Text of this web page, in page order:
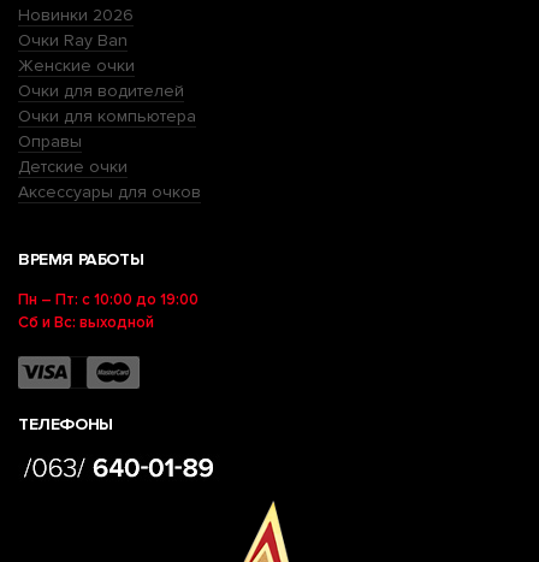
Новинки 2026
Очки Ray Ban
Женские очки
Очки для водителей
Очки для компьютера
Оправы
Детские очки
Аксессуары для очков
ВРЕМЯ РАБОТЫ
Пн – Пт: с 10:00 до 19:00
Сб и Вс: выходной
ТЕЛЕФОНЫ